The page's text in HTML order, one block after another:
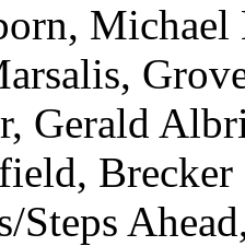
Gerald
Steps